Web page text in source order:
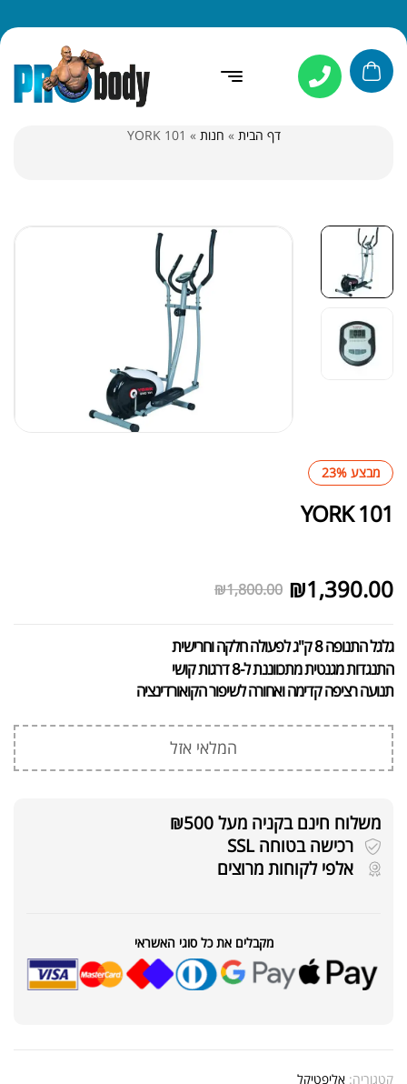
דף הבית » חנות »
YORK 101
מבצע 23%
YORK 101
₪1,800.00 ₪1,390.00
גלגל התנופה 8 ק"ג לפעולה חלקה וחרישית
התנגדות מגנטית מתכווננת ל-8 דרגות קושי
תנועה רציפה קדימה ואחורה לשיפור הקואורדינציה
המלאי אזל
משלוח חינם בקניה מעל ₪500
רכישה בטוחה SSL
אלפי לקוחות מרוצים
מקבלים את כל סוגי האשראי
קטגוריה: אליפטיקל